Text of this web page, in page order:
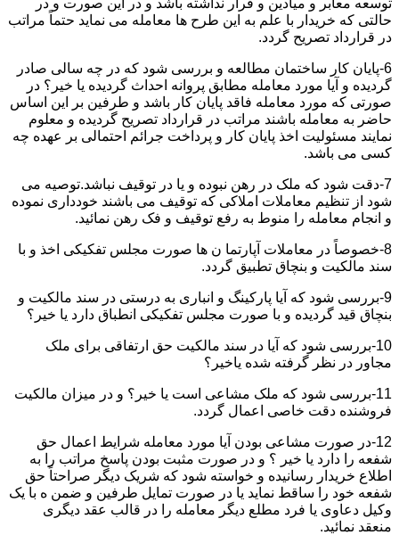
حالتی که خریدار با علم به این طرح ها معامله می نماید حتماً مراتب
در قرارداد تصریح گردد.
6-پایان کار ساختمان مطالعه و بررسی شود که در چه سالی صادر
گردیده و آیا مورد معامله مطابق پروانه احداث گردیده یا خیر؟ در
صورتی که مورد معامله فاقد پایان کار باشد و طرفین بر این اساس
حاضر به معامله باشند مراتب در قرارداد تصریح گردیده و معلوم
نمایند مسئولیت اخذ پایان کار و پرداخت جرائم احتمالی بر عهده چه
کسی می باشد.
7-دقت شود که ملک در رهن نبوده و یا در توقیف نباشد.توصیه می
شود از تنظیم معاملات املاکی که توقیف می باشند خودداری نموده
و انجام معامله را منوط به رفع توقیف و فک رهن نمائید.
8-خصوصاً در معاملات آپارتما ن ها صورت مجلس تفکیکی اخذ و با
سند مالکیت و بنچاق تطبیق گردد.
9-بررسی شود که آیا پارکینگ و انباری به درستی در سند مالکیت و
بنچاق قید گردیده و با صورت مجلس تفکیکی انطباق دارد یا خیر؟
10-بررسی شود که آیا در سند مالکیت حق ارتفاقی برای ملک
مجاور در نظر گرفته شده یاخیر؟
11-بررسی شود که ملک مشاعی است یا خیر؟ و در میزان مالکیت
فروشنده دقت خاصی اعمال گردد.
12-در صورت مشاعی بودن آیا مورد معامله شرایط اعمال حق
شفعه را دارد یا خیر ؟ و در صورت مثبت بودن پاسخ مراتب را به
اطلاع خریدار رسانیده و خواسته شود که شریک دیگر صراحتاً حق
شفعه خود را ساقط نماید یا در صورت تمایل طرفین و ضمن ه با یک
وکیل دعاوی یا فرد مطلع دیگر معامله را در قالب عقد دیگری
منعقد نمائید.